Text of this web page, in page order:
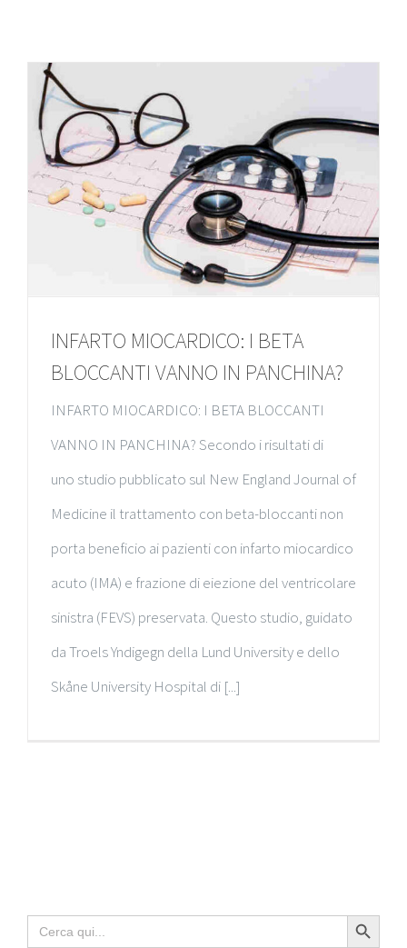
INFARTO MIOCARDICO: I BETA
BLOCCANTI VANNO IN PANCHINA?
INFARTO MIOCARDICO: I BETA BLOCCANTI
VANNO IN PANCHINA? Secondo i risultati di
uno studio pubblicato sul New England Journal of
Medicine il trattamento con beta-bloccanti non
porta beneficio ai pazienti con infarto miocardico
acuto (IMA) e frazione di eiezione del ventricolare
sinistra (FEVS) preservata. Questo studio, guidato
da Troels Yndigegn della Lund University e dello
Skåne University Hospital di [...]
Search
for:
Search Button